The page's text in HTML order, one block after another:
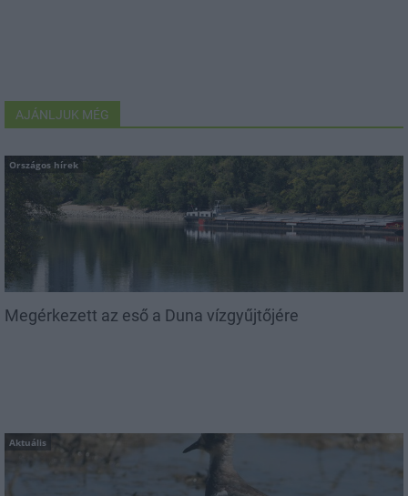
AJÁNLJUK MÉG
Országos hírek
Megérkezett az eső a Duna vízgyűjtőjére
Aktuális